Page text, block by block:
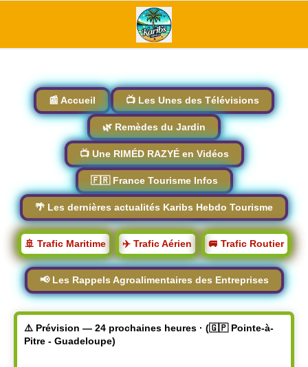
📰 Accueil 📺 Les Unes des Télévisions
🌿 Remèdes du Jardin
📺 Une RIMÉD RAZYÉ en Vidéos
🇫🇷 France Tourisme Infos
🌴 Les dernières actualités Karibs Hebdo Tourisme
🚢 Trafic Maritime ✈️ Trafic Aérien 🚐 Trafic Routier
📢 Les Rappels Agroalimentaires des Entreprises
⚠️ Prévision — 24 prochaines heures · (🇬🇵 Pointe-à-
Pitre - Guadeloupe)